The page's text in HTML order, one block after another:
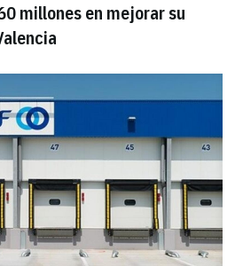
millones en mejorar su